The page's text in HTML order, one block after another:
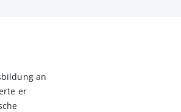
an
er